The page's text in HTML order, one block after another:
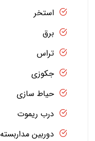
استخر
برق
تراس
جکوزی
حیاط سازی
درب ریموت
دوربین مداربسته